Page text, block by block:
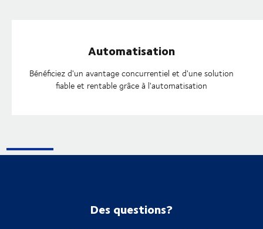
Automatisation
Bénéficiez d'un avantage concurrentiel et d'une solution
fiable et rentable grâce à l'automatisation
Des questions?